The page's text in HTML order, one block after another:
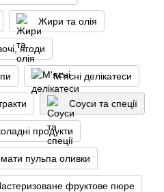
Жири та олія
ягоди
М'ясні делікатеси
Соуси та спеції
продукти
пульпа оливки
фруктове пюре